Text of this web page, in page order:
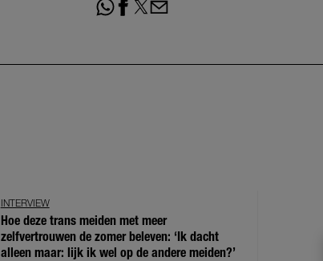
INTERVIEW
Hoe deze trans meiden met meer
zelfvertrouwen de zomer beleven: ‘Ik dacht
alleen maar: lijk ik wel op de andere meiden?’